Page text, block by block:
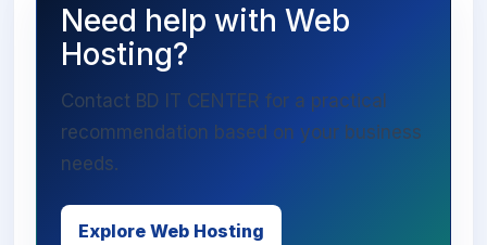
Need help with Web
Hosting?
Contact BD IT CENTER for a practical
recommendation based on your business
needs.
Explore Web Hosting